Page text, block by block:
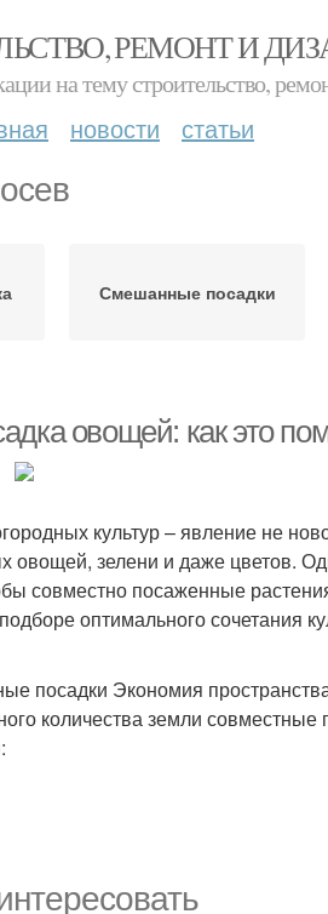
РЕМОНТ И
на тему строительство,
новости статьи
Смешанные посадки
овощей: как это
культур – явление не
овощей, зелени и даже цветов.
совместно посаженные
оптимального сочетания
посадки Экономия
количества земли